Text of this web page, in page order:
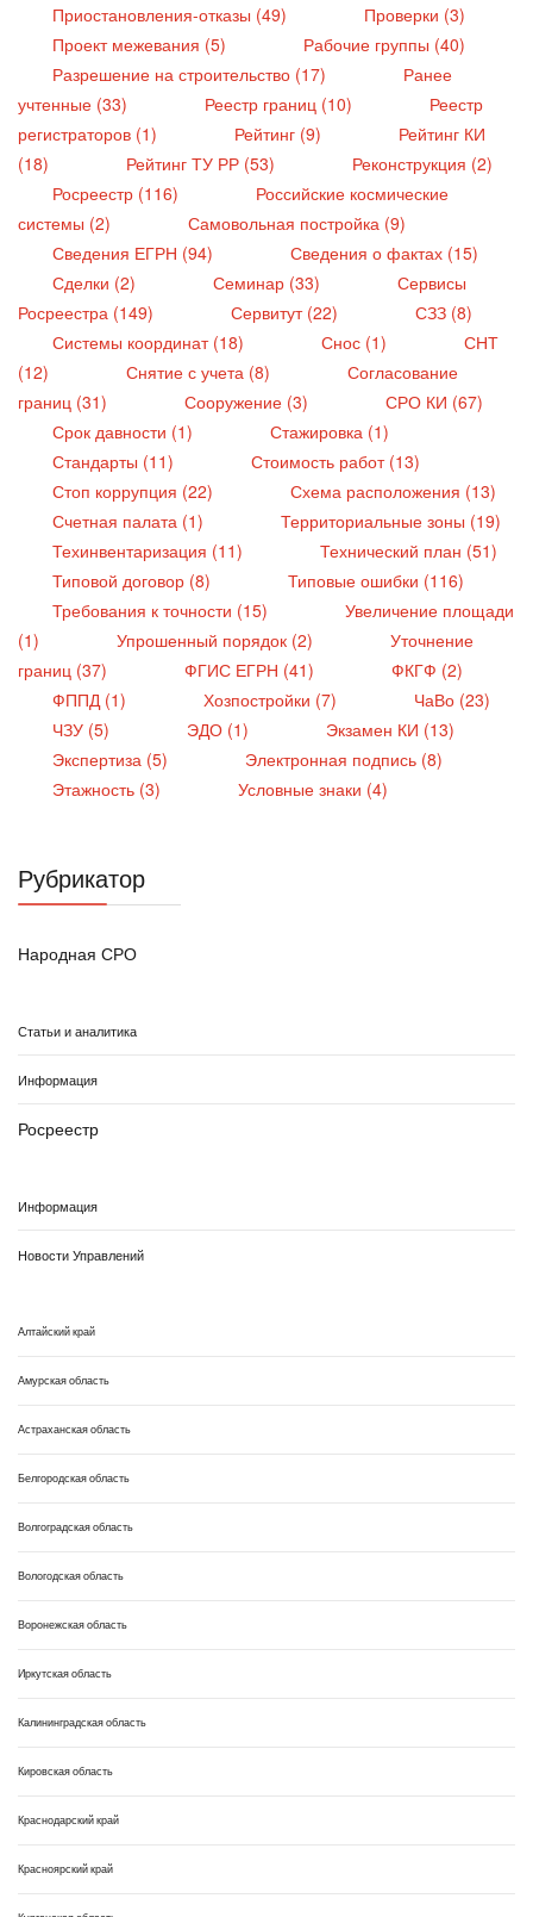
Приостановления-отказы (49)
Проверки (3)
Проект межевания (5)
Рабочие группы (40)
Разрешение на строительство (17)
Ранее
учтенные (33)
Реестр границ (10)
Реестр
регистраторов (1)
Рейтинг (9)
Рейтинг КИ
(18)
Рейтинг ТУ РР (53)
Реконструкция (2)
Росреестр (116)
Российские космические
системы (2)
Самовольная постройка (9)
Сведения ЕГРН (94)
Сведения о фактах (15)
Сделки (2)
Семинар (33)
Сервисы
Росреестра (149)
Сервитут (22)
СЗЗ (8)
Системы координат (18)
Снос (1)
СНТ
(12)
Снятие с учета (8)
Согласование
границ (31)
Сооружение (3)
СРО КИ (67)
Срок давности (1)
Стажировка (1)
Стандарты (11)
Стоимость работ (13)
Стоп коррупция (22)
Схема расположения (13)
Счетная палата (1)
Территориальные зоны (19)
Техинвентаризация (11)
Технический план (51)
Типовой договор (8)
Типовые ошибки (116)
Требования к точности (15)
Увеличение площади
(1)
Упрошенный порядок (2)
Уточнение
границ (37)
ФГИС ЕГРН (41)
ФКГФ (2)
ФППД (1)
Хозпостройки (7)
ЧаВо (23)
ЧЗУ (5)
ЭДО (1)
Экзамен КИ (13)
Экспертиза (5)
Электронная подпись (8)
Этажность (3)
Условные знаки (4)
Рубрикатор
Народная СРО
Статьи и аналитика
Информация
Росреестр
Информация
Новости Управлений
Алтайский край
Амурская область
Астраханская область
Белгородская область
Волгоградская область
Вологодская область
Воронежская область
Иркутская область
Калининградская область
Кировская область
Краснодарский край
Красноярский край